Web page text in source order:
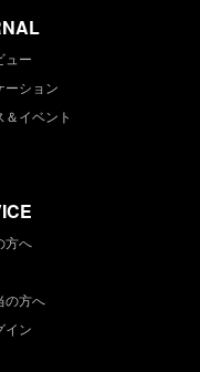
ュー
ーション
＆イベント
方へ
の方へ
イン